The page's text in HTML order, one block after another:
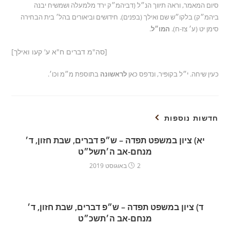
סיום המאמר, וראה תיווך הנ״ל (דביהמ״ק ירד מלמעלה ושמשיח יבנה
ביהמ״ק) בלקו״ש שם ואילך (בפנים). חידושים וביאורים בהל׳ בית הבחירה
סימן יט (ע׳ צז-ח). המו״ל.
[סה"מ דברים ח"א ע' קעו ואילך]
כעין שיחה. י״ל בקופּיר, ונדפס כאןלראשונהבתוספת מ״מ וכו׳.
חדשות נוספות
יא) ציון במשפט תפדה – ש״פ דברים, שבת חזון, ד׳
מנחם-אב ה׳תשל״ט
2 באוגוסט 2019
ד) ציון במשפט תפדה – ש״פ דברים, שבת חזון, ד׳
מנחם-אב ה׳תשכ״ט